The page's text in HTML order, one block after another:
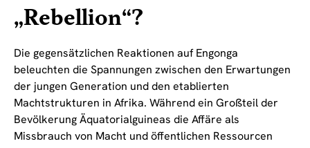
„Rebellion“?
Die gegensätzlichen Reaktionen auf Engonga
beleuchten die Spannungen zwischen den Erwartungen
der jungen Generation und den etablierten
Machtstrukturen in Afrika. Während ein Großteil der
Bevölkerung Äquatorialguineas die Affäre als
Missbrauch von Macht und öffentlichen Ressourcen